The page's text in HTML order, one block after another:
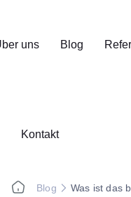
uns Blog
Kontakt
Blog Was ist das